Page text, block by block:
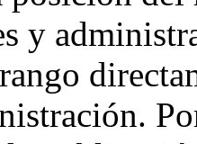
y